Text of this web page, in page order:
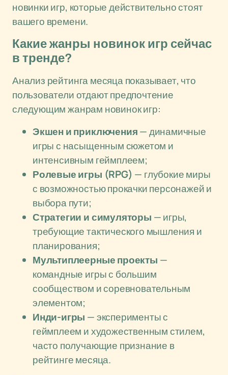
новинки игр, которые действительно стоят
вашего времени.
Какие жанры новинок игр сейчас
в тренде?
Анализ рейтинга месяца показывает, что
пользователи отдают предпочтение
следующим жанрам новинок игр:
Экшен и приключения— динамичные
игры с насыщенным сюжетом и
интенсивным геймплеем;
Ролевые игры (RPG) — глубокие миры
с возможностью прокачки персонажей и
выбора пути;
Стратегии и симуляторы — игры,
требующие тактического мышления и
планирования;
Мультиплеерные проекты —
командные игры с большим
сообществом и соревновательным
элементом;
Инди-игры — эксперименты с
геймплеем и художественным стилем,
часто получающие признание в
рейтинге месяца.